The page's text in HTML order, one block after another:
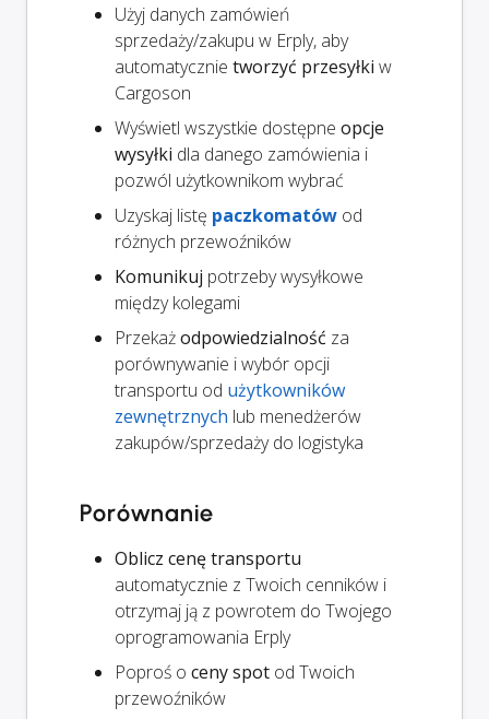
Użyj danych zamówień
sprzedaży/zakupu w Erply, aby
automatycznie tworzyć przesyłki w
Cargoson
Wyświetl wszystkie dostępne opcje
wysyłki dla danego zamówienia i
pozwól użytkownikom wybrać
Uzyskaj listę paczkomatów od
różnych przewoźników
Komunikuj potrzeby wysyłkowe
między kolegami
Przekażodpowiedzialność za
porównywanie i wybór opcji
transportu od użytkowników
zewnętrznych lub menedżerów
zakupów/sprzedaży do logistyka
Porównanie
Oblicz cenę transportu
automatycznie z Twoich cenników i
otrzymaj ją z powrotem do Twojego
oprogramowania Erply
Poproś o ceny spot od Twoich
przewoźników